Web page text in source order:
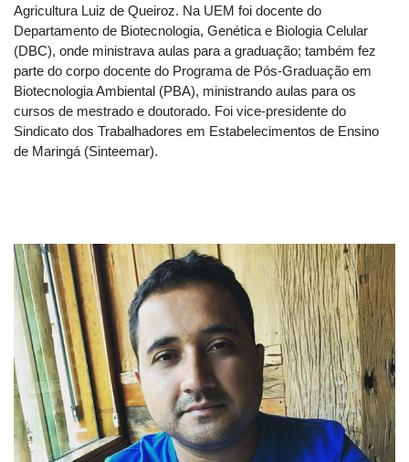
Agricultura Luiz de Queiroz. Na UEM foi docente do
Departamento de Biotecnologia, Genética e Biologia Celular
(DBC), onde ministrava aulas para a graduação; também fez
parte do corpo docente do Programa de Pós-Graduação em
Biotecnologia Ambiental (PBA), ministrando aulas para os
cursos de mestrado e doutorado. Foi vice-presidente do
Sindicato dos Trabalhadores em Estabelecimentos de Ensino
de Maringá (Sinteemar).